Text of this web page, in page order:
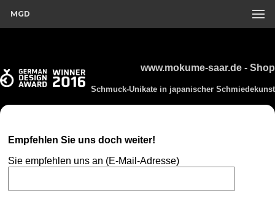
MGD
www.mokume-saar.de - Shop
Schmuck-Unikate in japanischer Schmiedekunst
Empfehlen Sie uns doch weiter!
Sie empfehlen uns an (E-Mail-Adresse)